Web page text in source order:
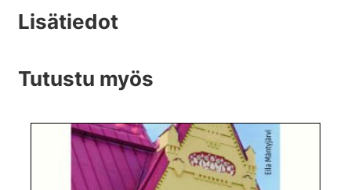
Lisätiedot
Tutustu myös